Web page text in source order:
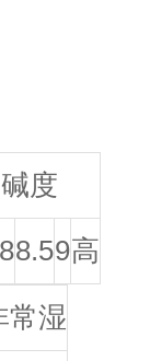
碱度
88.59高
常湿